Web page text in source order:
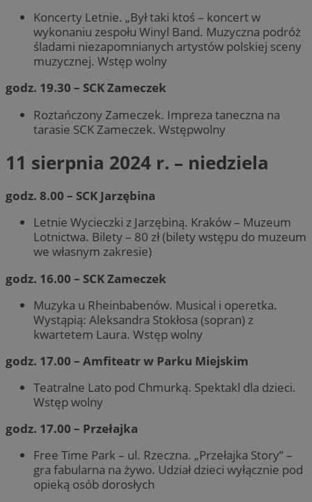
Koncerty Letnie. „Był taki ktoś – koncert w
wykonaniu zespołu Winyl Band. Muzyczna podróż
śladami niezapomnianych artystów polskiej sceny
muzycznej. Wstęp wolny
godz. 19.30 – SCK Zameczek
Roztańczony Zameczek. Impreza taneczna na
tarasie SCK Zameczek. Wstępwolny
11 sierpnia 2024 r. – niedziela
godz. 8.00 – SCK Jarzębina
Letnie Wycieczki z Jarzębiną. Kraków – Muzeum
Lotnictwa. Bilety – 80 zł (bilety wstępu do muzeum
we własnym zakresie)
godz. 16.00 – SCK Zameczek
Muzyka u Rheinbabenów. Musical i operetka.
Wystąpią: Aleksandra Stokłosa (sopran) z
kwartetem Laura. Wstęp wolny
godz. 17.00 – Amfiteatr w Parku Miejskim
Teatralne Lato pod Chmurką. Spektakl dla dzieci.
Wstęp wolny
godz. 17.00 – Przełajka
Free Time Park – ul. Rzeczna. „Przełajka Story” –
gra fabularna na żywo. Udział dzieci wyłącznie pod
opieką osób dorosłych